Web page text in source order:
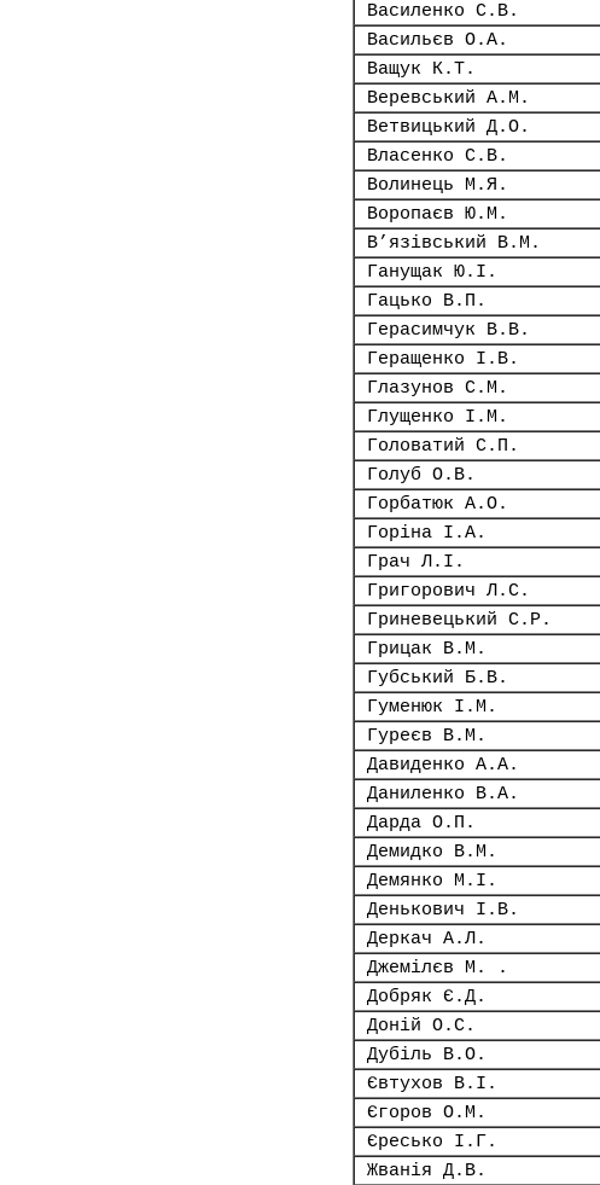
Василенко С.В.
Васильєв О.А.
Ващук К.Т.
Веревський А.М.
Ветвицький Д.О.
Власенко С.В.
Волинець М.Я.
Воропаєв Ю.М.
В’язівський В.М.
Ганущак Ю.І.
Гацько В.П.
Герасимчук В.В.
Геращенко І.В.
Глазунов С.М.
Глущенко І.М.
Головатий С.П.
Голуб О.В.
Горбатюк А.О.
Горіна І.А.
Грач Л.І.
Григорович Л.С.
Гриневецький С.Р.
Грицак В.М.
Губський Б.В.
Гуменюк І.М.
Гуреєв В.М.
Давиденко А.А.
Даниленко В.А.
Дарда О.П.
Демидко В.М.
Демянко М.І.
Денькович І.В.
Деркач А.Л.
Джемілєв М. .
Добряк Є.Д.
Доній О.С.
Дубіль В.О.
Євтухов В.І.
Єгоров О.М.
Єресько І.Г.
Жванія Д.В.